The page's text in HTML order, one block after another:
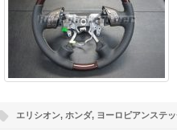
エリシオン, ホンダ, ヨーロピアンステ